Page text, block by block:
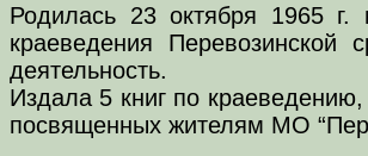
Родилась 23 октября 1965 г.
краеведения
деятельность.
Издала 5 книг по
посвященных жителям МО